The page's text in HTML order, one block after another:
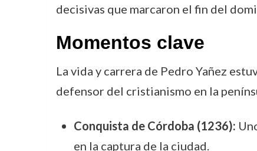
decisivas que marcaron el fin del
Momentos clave
La vida y carrera de Pedro Yañez
defensor del cristianismo en la
Conquista de Córdoba (1236):
en la captura de la ciudad.